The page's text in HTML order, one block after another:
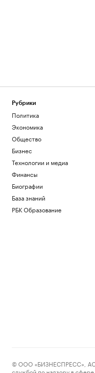
Рубрики
Политика
Экономика
Общество
Бизнес
Технологии и медиа
Финансы
Биографии
База знаний
РБК Образование
© ООО «БИЗНЕСПРЕСС», АО